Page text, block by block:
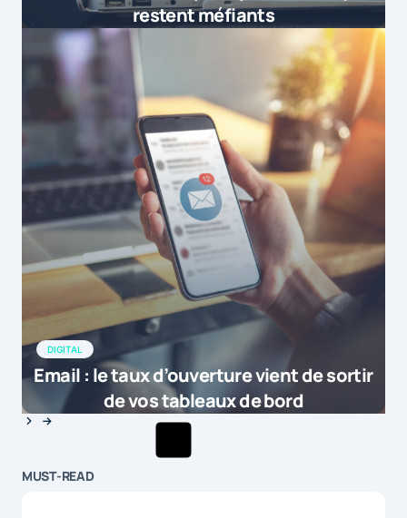
restent méfiants
DIGITAL
Email : le taux d’ouverture vient de sortir
de vos tableaux de bord
MUST-READ